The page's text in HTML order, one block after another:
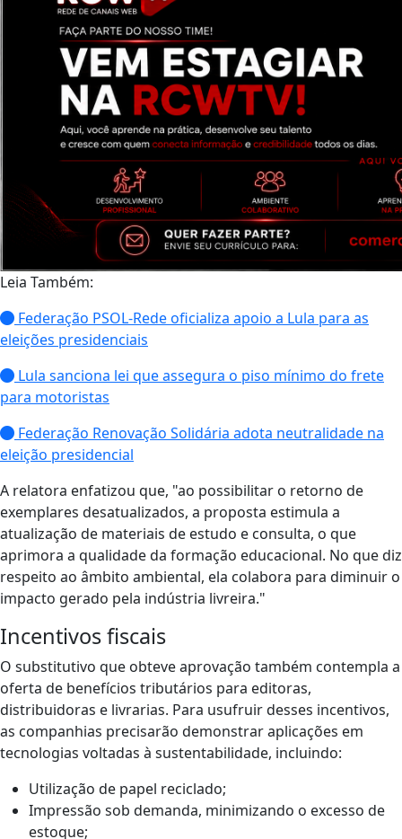
Leia Também:
Federação PSOL-Rede oficializa apoio a Lula para as
eleições presidenciais
Lula sanciona lei que assegura o piso mínimo do frete
para motoristas
Federação Renovação Solidária adota neutralidade na
eleição presidencial
A relatora enfatizou que, "ao possibilitar o retorno de
exemplares desatualizados, a proposta estimula a
atualização de materiais de estudo e consulta, o que
aprimora a qualidade da formação educacional. No que diz
respeito ao âmbito ambiental, ela colabora para diminuir o
impacto gerado pela indústria livreira."
Incentivos fiscais
O substitutivo que obteve aprovação também contempla a
oferta de benefícios tributários para editoras,
distribuidoras e livrarias. Para usufruir desses incentivos,
as companhias precisarão demonstrar aplicações em
tecnologias voltadas à sustentabilidade, incluindo:
Utilização de papel reciclado;
Impressão sob demanda, minimizando o excesso de
estoque;